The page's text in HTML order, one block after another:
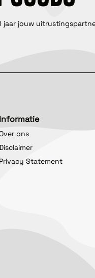
jaar jouw
Informatie
ons
Privacy Statement